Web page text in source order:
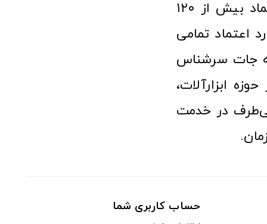
فعالیت در عرصه ابزارآلات و کالاهای صنعتی توانسته مورد اعتماد بیش از ۱۲۰
اعتماد تمامی
جات سرشناس
ابزارآلات،
در خدمت
حساب کاربری شما